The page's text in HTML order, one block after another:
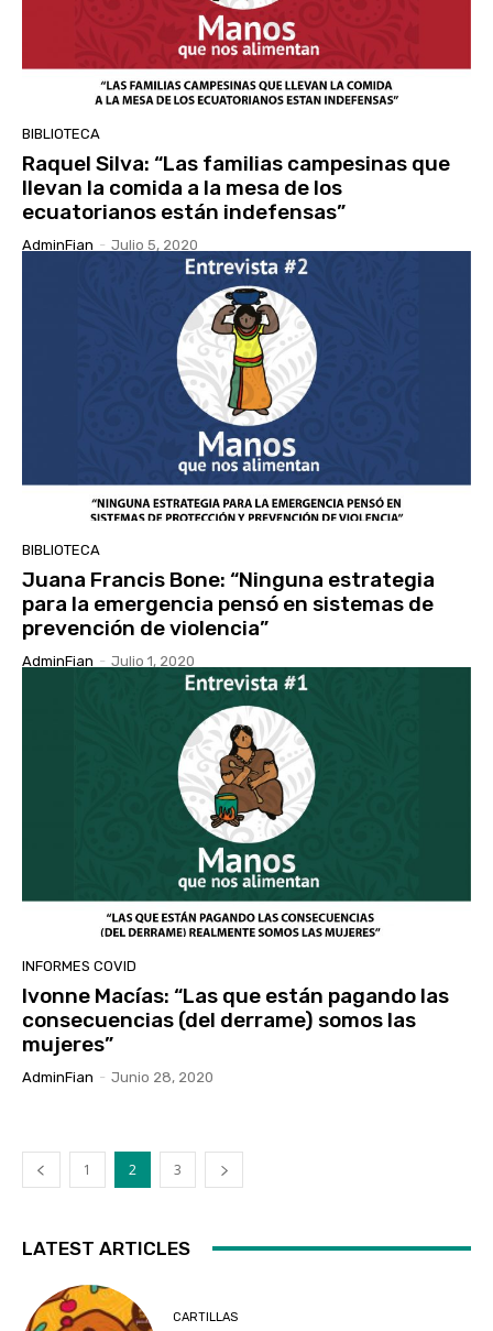
BIBLIOTECA
Raquel Silva: “Las familias campesinas que
llevan la comida a la mesa de los
ecuatorianos están indefensas”
AdminFian - Julio 5, 2020
BIBLIOTECA
Juana Francis Bone: “Ninguna estrategia
para la emergencia pensó en sistemas de
prevención de violencia”
AdminFian - Julio 1, 2020
INFORMES COVID
Ivonne Macías: “Las que están pagando las
consecuencias (del derrame) somos las
mujeres”
AdminFian - Junio 28, 2020
1 2 3
LATEST ARTICLES
CARTILLAS